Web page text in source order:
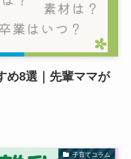
め8選｜先輩ママが
子育てコラム